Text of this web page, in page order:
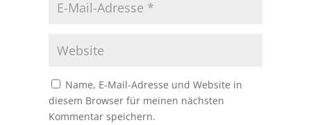
Name, E-Mail-Adresse und Website in
diesem Browser für meinen nächsten
Kommentar speichern.